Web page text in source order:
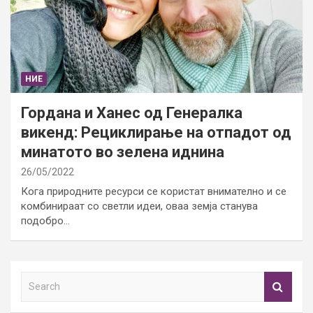
НИЕ
Гордана и Ханес од Генералка
викенд: Рециклирање на отпадот од
минатото во зелена иднина
26/05/2022
Кога природните ресурси се користат внимателно и се
комбинираат со светли идеи, оваа земја станува
подобро…